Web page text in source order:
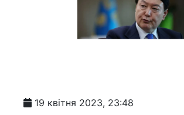
19 квітня 2023, 23:48